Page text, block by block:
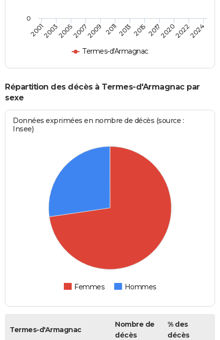
Termes-d'Armagnac
20012003200520072009 2011201320152017202020222024
0
Répartition des décès à Termes-d'Armagnac par
sexe
Données exprimées en nombre de décès (source :
Insee)
Femmes Hommes
Termes-d'Armagnac
Nombre de
décès
% des
décès